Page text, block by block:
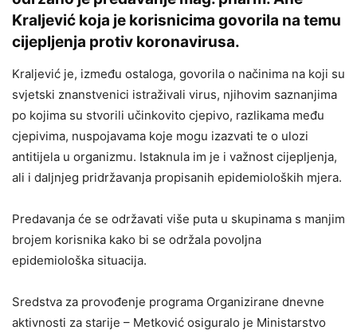
Kraljević koja je korisnicima govorila na temu
cijepljenja protiv koronavirusa.
Kraljević je, između ostaloga, govorila o načinima na koji su
svjetski znanstvenici istraživali virus, njihovim saznanjima
po kojima su stvorili učinkovito cjepivo, razlikama među
cjepivima, nuspojavama koje mogu izazvati te o ulozi
antitijela u organizmu. Istaknula im je i važnost cijepljenja,
ali i daljnjeg pridržavanja propisanih epidemioloških mjera.
Predavanja će se održavati više puta u skupinama s manjim
brojem korisnika kako bi se održala povoljna
epidemiološka situacija.
Sredstva za provođenje programa Organizirane dnevne
aktivnosti za starije – Metković osiguralo je Ministarstvo